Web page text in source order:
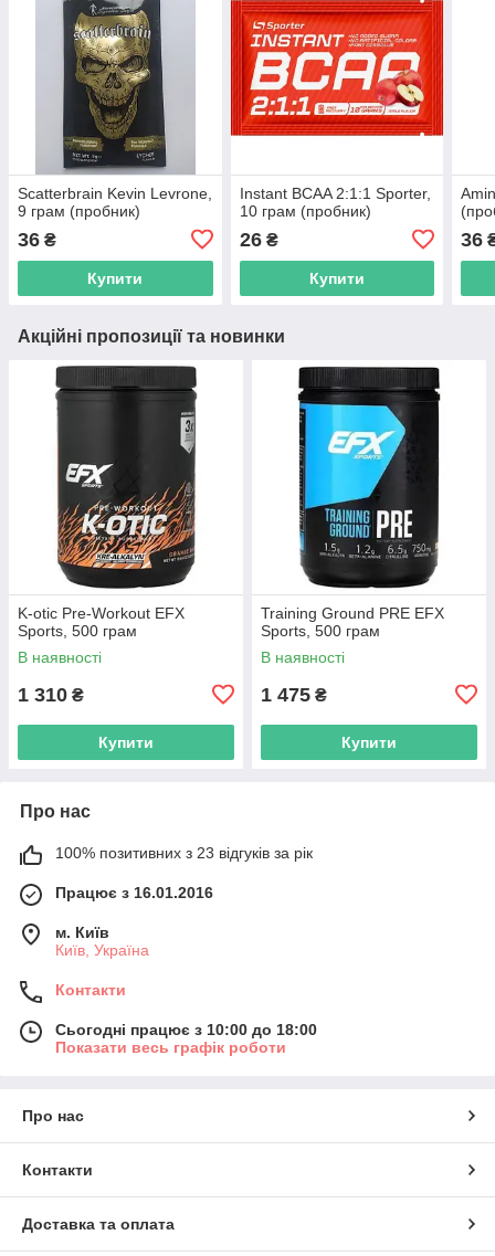
Scatterbrain Kevin Levrone,
9 грам (пробник)
36 ₴
Купити
Instant BCAA 2:1:1 Sporter,
10 грам (пробник)
26₴
Купити
36
Акційні пропозиції та новинки
K-otic Pre-Workout EFX
Sports, 500 грам
В наявності
1 310 ₴
Купити
Training Ground PRE EFX
Sports, 500 грам
В наявності
1 475 ₴
Купити
Про нас
100% позитивних з 23 відгуків за рік
Працює з 16.01.2016
м. Київ
Київ, Україна
Контакти
Сьогодні працює з 10:00 до 18:00
Показати весь графік роботи
Про нас
Контакти
Доставка та оплата